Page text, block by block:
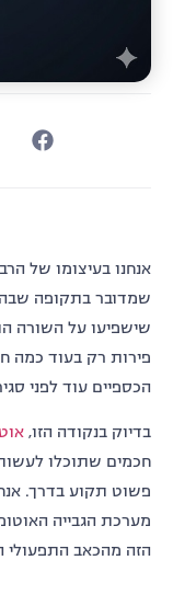
שמדובר בתקופה שבה
שישפיעו על השורה
פירות רק בעוד כמה
הכספיים עוד לפני
בדיוק בנקודה הזו,
חכמים שתוכלו
פשוט תקוע בדרך.
מערכת הגבייה
הזה מהכאב התפעולי